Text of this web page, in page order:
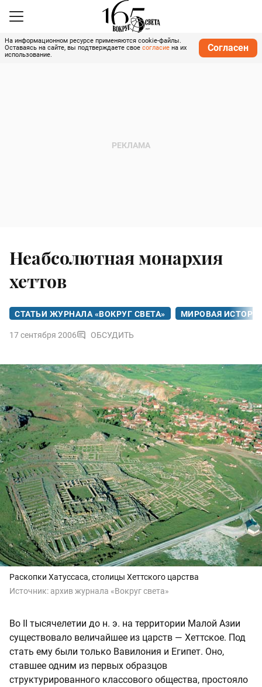
На информационном ресурсе применяются cookie-файлы.
Оставаясь на сайте, вы подтверждаете свое согласие на их
использование.
Согласен
Неабсолютная монархия
хеттов
СТАТЬИ ЖУРНАЛА «ВОКРУГ СВЕТА» МИРОВАЯ
17 сентября 2006 ОБСУДИТЬ
Раскопки Хатуссаса, столицы Хеттского царства
Источник: архив журнала «Вокруг света»
Во II тысячелетии до н. э. на территории Малой Азии
существовало величайшее из царств — Хеттское. Под
стать ему были только Вавилония и Египет. Оно,
ставшее одним из первых образцов
структурированного классового общества, простояло